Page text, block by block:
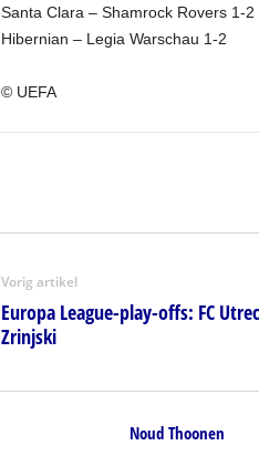
Santa Clara – Shamrock Rovers 1-2
Hibernian – Legia Warschau 1-2
© UEFA
Vorig artikel
Europa League-play-offs: FC
Zrinjski
Noud Thoonen